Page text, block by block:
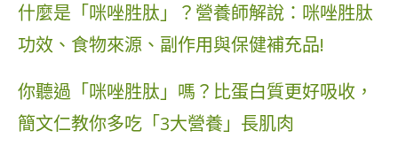
什麼是「咪唑胜肽」？營養師解說：咪唑胜肽
功效、食物來源、副作用與保健補充品!
你聽過「咪唑胜肽」嗎？比蛋白質更好吸收，
簡文仁教你多吃「3大營養」長肌肉